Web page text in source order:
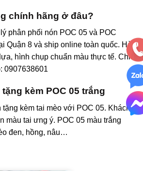
chính hãng ở đâu?
phân phối nón POC 05 và POC
Quận 8 và ship online toàn quốc. Hàng
hình chụp chuẩn màu thực tế. Chi tiết
0907638601
kèm POC 05 trắng
kèm tai mèo với POC 05. Khách có
màu tai ưng ý. POC 05 màu trắng
đen, hồng, nâu…